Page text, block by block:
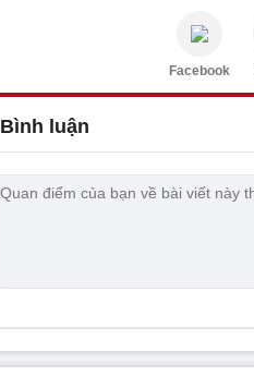
Facebook
Bình luận